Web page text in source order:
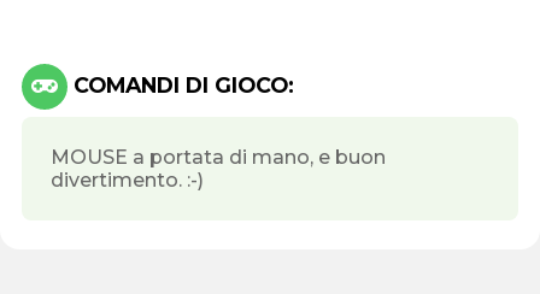
COMANDI DI GIOCO:
MOUSE a portata di mano, e buon
divertimento. :-)